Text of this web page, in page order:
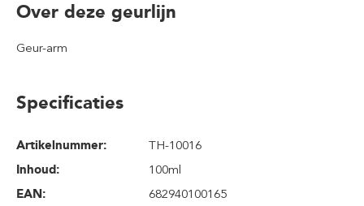
Over deze geurlijn
Geur-arm
Specificaties
Artikelnummer:
TH-10016
Inhoud:
100ml
EAN:
682940100165